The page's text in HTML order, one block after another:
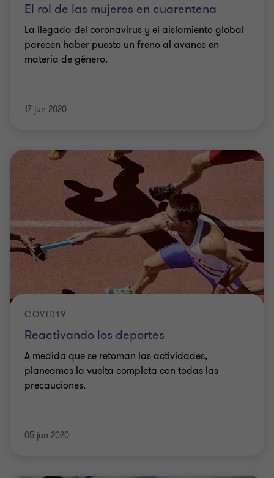
El rol de las mujeres en cuarentena
La llegada del coronavirus y el aislamiento global
parecen haber puesto un freno al avance en
materia de género.
17 jun 2020
Reactivando los deportes
COVID19
A medida que se retoman las actividades,
planeamos la vuelta completa con todas las
precauciones.
05 jun 2020